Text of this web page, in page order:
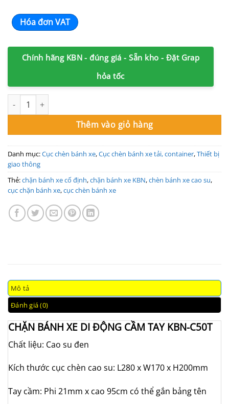
Hóa đơn VAT
Chính hãng KBN - đúng giá - Sẵn kho - Đặt Grap
hỏa tốc
Chèn bánh xe di động cầm tay KBN-C50T chèn container, xe tải
Thêm vào giỏ hàng
Danh mục:Cục chèn bánh xe,Cục chèn bánh xe tải, container,Thiết bị
giao thông
Thẻ:chặn bánh xe cố định,chặn bánh xe KBN,chèn bánh xe cao su,
cục chặn bánh xe,cục chèn bánh xe
Mô tả
Đánh giá (0)
CHẶN BÁNH XE DI ĐỘNG CẦM TAY KBN-C50T
Chất liệu: Cao su đen
Kích thước cục chèn cao su: L280 x W170 x H200mm
Tay cầm: Phi 21mm x cao 95cm có thể gắn bảng tên